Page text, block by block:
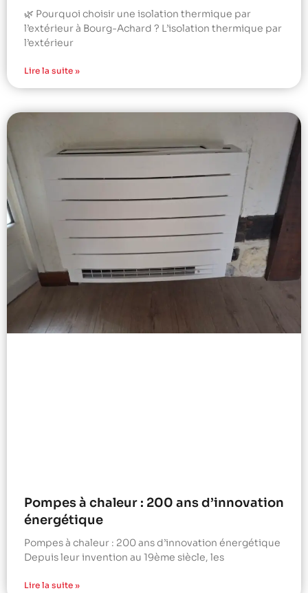
🌿 Pourquoi choisir une isolation thermique par
l’extérieur à Bourg-Achard ? L’isolation thermique par
l’extérieur
Lire la suite »
Pompes à chaleur : 200 ans d’innovation
énergétique
Pompes à chaleur : 200 ans d’innovation énergétique
Depuis leur invention au 19ème siècle, les
Lire la suite »